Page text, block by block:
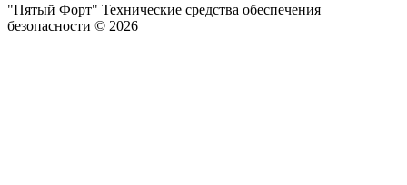
"Пятый Форт" Технические средства обеспечения
безопасности © 2026